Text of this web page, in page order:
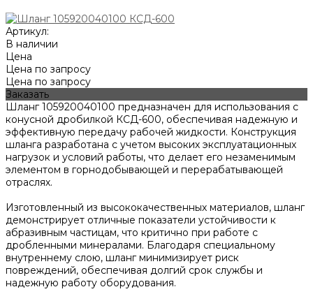
Артикул:
В наличии
Цена
Цена по запросу
Цена по запросу
Заказать
Шланг 105920040100 предназначен для использования с
конусной дробилкой КСД-600, обеспечивая надежную и
эффективную передачу рабочей жидкости. Конструкция
шланга разработана с учетом высоких эксплуатационных
нагрузок и условий работы, что делает его незаменимым
элементом в горнодобывающей и перерабатывающей
отраслях.
Изготовленный из высококачественных материалов, шланг
демонстрирует отличные показатели устойчивости к
абразивным частицам, что критично при работе с
дробленными минералами. Благодаря специальному
внутреннему слою, шланг минимизирует риск
повреждений, обеспечивая долгий срок службы и
надежную работу оборудования.